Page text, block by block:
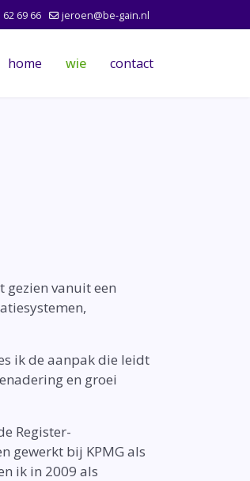
62 69 66 jeroen@be-gain.nl
home wie contact
gezien vanuit een
ik de aanpak die leidt
en groei
Register-
gewerkt bij KPMG als
ik in 2009 als